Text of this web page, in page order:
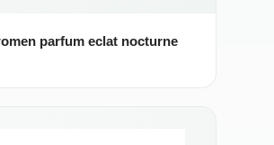
parfum eclat nocturne